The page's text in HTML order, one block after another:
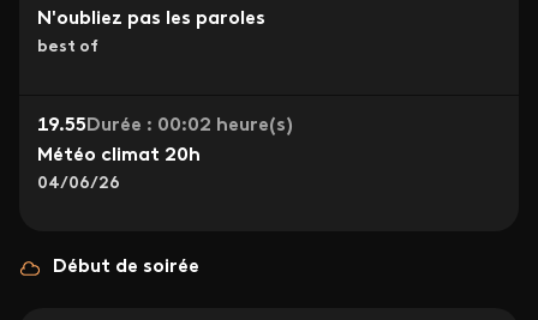
N'oubliez pas les paroles
best of
19.55 Durée : 00:02 heure(s)
Météo climat 20h
04/06/26
Début de soirée